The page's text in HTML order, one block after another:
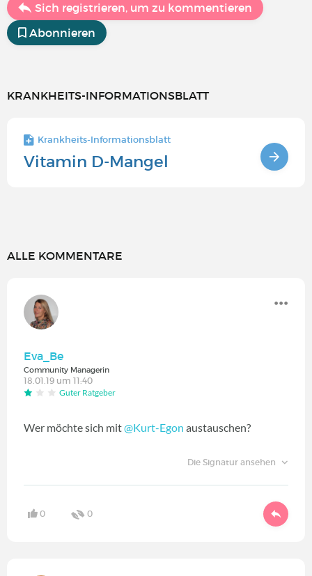
Sich registrieren, um zu kommentieren
Abonnieren
KRANKHEITS-INFORMATIONSBLATT
Krankheits-Informationsblatt
Vitamin D-Mangel
ALLE KOMMENTARE
Eva_Be
Community Managerin
18.01.19 um 11:40
Guter Ratgeber
Wer möchte sich mit@Kurt-Egon ‍ austauschen?
Die Signatur ansehen
0 0